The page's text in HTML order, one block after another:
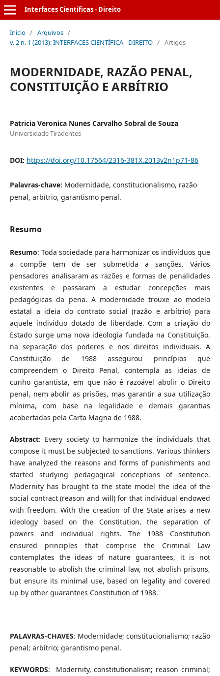
Interfaces Científicas - Direito
Início / Arquivos /
v. 2 n. 1 (2013): INTERFACES CIENTÍFICA - DIREITO / Artigos
MODERNIDADE, RAZÃO PENAL,
CONSTITUIÇÃO E ARBÍTRIO
Patricia Veronica Nunes Carvalho Sobral de Souza
Universidade Tiradentes
DOI: https://doi.org/10.17564/2316-381X.2013v2n1p71-86
Palavras-chave: Modernidade, constitucionalismo, razão
penal, arbítrio, garantismo penal.
Resumo
Resumo: Toda sociedade para harmonizar os indivíduos que
a compõe tem de ser submetida a sanções. Vários
pensadores analisaram as razões e formas de penalidades
existentes e passaram a estudar concepções mais
pedagógicas da pena. A modernidade trouxe ao modelo
estatal a ideia do contrato social (razão e arbítrio) para
aquele indivíduo dotado de liberdade. Com a criação do
Estado surge uma nova ideologia fundada na Constituição,
na separação dos poderes e nos direitos individuais. A
Constituição de 1988 assegurou princípios que
compreendem o Direito Penal, contempla as ideias de
cunho garantista, em que não é razoável abolir o Direito
penal, nem abolir as prisões, mas garantir a sua utilização
mínima, com base na legalidade e demais garantias
acobertadas pela Carta Magna de 1988.
Abstract: Every society to harmonize the individuals that
compose it must be subjected to sanctions. Various thinkers
have analyzed the reasons and forms of punishments and
started studying pedagogical conceptions of sentence.
Modernity has brought to the state model the idea of the
social contract (reason and will) for that individual endowed
with freedom. With the creation of the State arises a new
ideology based on the Constitution, the separation of
powers and individual rights. The 1988 Constitution
ensured principles that comprise the Criminal Law
contemplates the ideas of nature guarantees, it is not
reasonable to abolish the criminal law, not abolish prisons,
but ensure its minimal use, based on legality and covered
up by other guarantees Constitution of 1988.
PALAVRAS-CHAVES: Modernidade; constitucionalismo; razão
penal; arbítrio; garantismo penal.
KEYWORDS: Modernity, constitutionalism; reason criminal;